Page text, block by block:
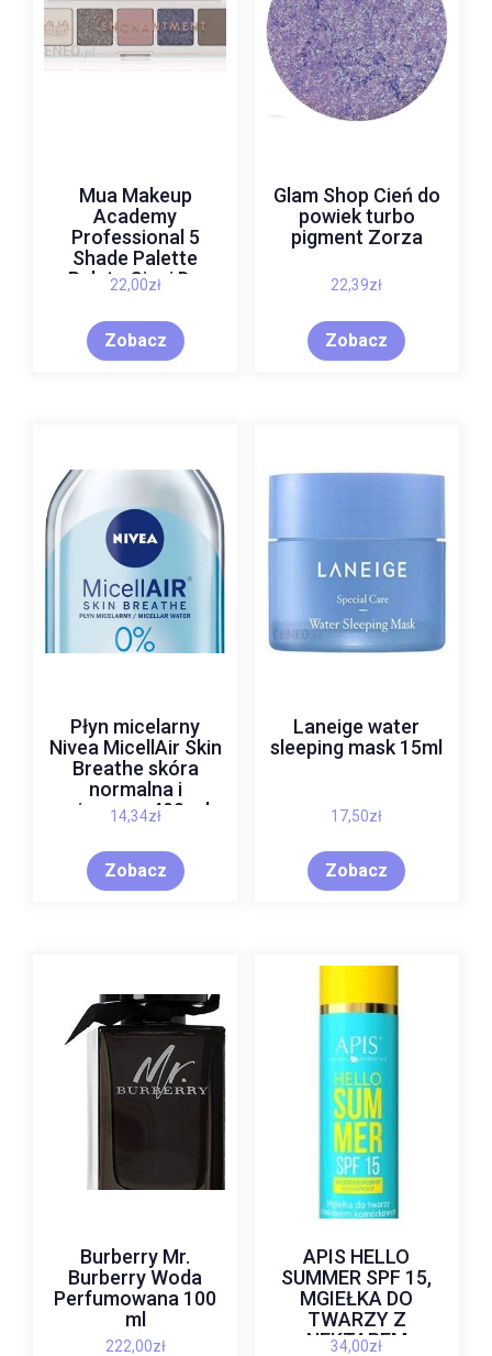
Mua Makeup
Academy
Professional 5
Shade Palette
Paleta Cieni Do
Powiek Odcień
Enchantment 3,8 G
22,00zł
Zobacz
Glam Shop Cień do
powiek turbo
pigment Zorza
22,39zł
Zobacz
Płyn micelarny
Nivea MicellAir Skin
Breathe skóra
normalna i
mieszana 400 ml
14,34zł
Zobacz
Laneige water
sleeping mask 15ml
17,50zł
Zobacz
Burberry Mr.
Burberry Woda
Perfumowana 100
ml
222,00zł
APIS HELLO
SUMMER SPF 15,
MGIEŁKA DO
TWARZY Z
NEKTAREM
34,00zł